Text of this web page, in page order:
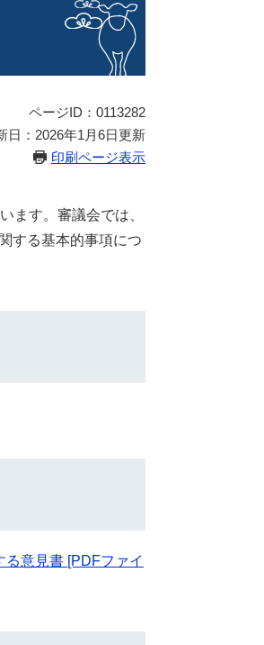
ページID：0113282
日：2026年1月6日更新
印刷ページ表示
ます。審議会では、
する基本的事項につ
意見書 [PDFファイ